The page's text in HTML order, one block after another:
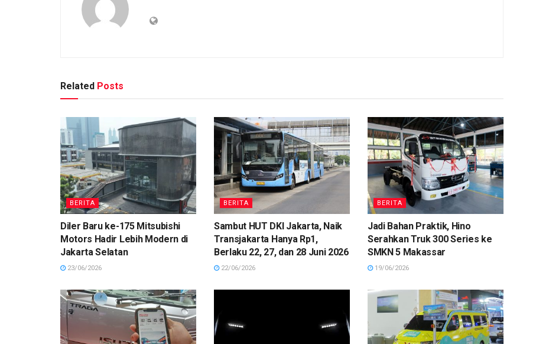
Related Posts
BERITA
Diler Baru ke-175 Mitsubishi
Motors Hadir Lebih Modern di
Jakarta Selatan
23/06/2026
BERITA
Sambut HUT DKI Jakarta, Naik
Transjakarta Hanya Rp1,
Berlaku 22, 27, dan 28 Juni 2026
22/06/2026
BERITA
Jadi Bahan Praktik, Hino
Serahkan Truk 300 Series ke
SMKN 5 Makassar
19/06/2026